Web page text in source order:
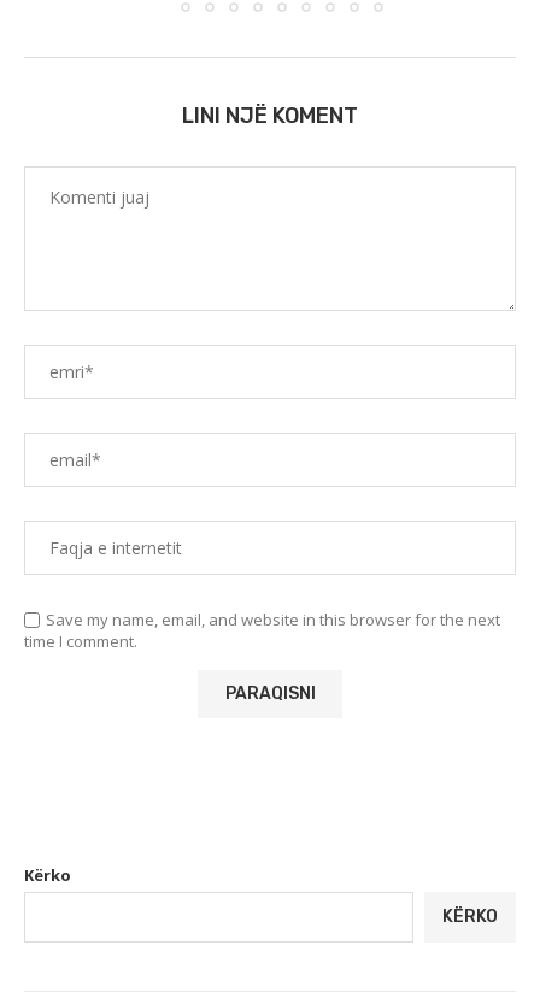
LINI NJË KOMENT
Save my name, email, and website in this browser for the next
time I comment.
Kërko
KËRKO